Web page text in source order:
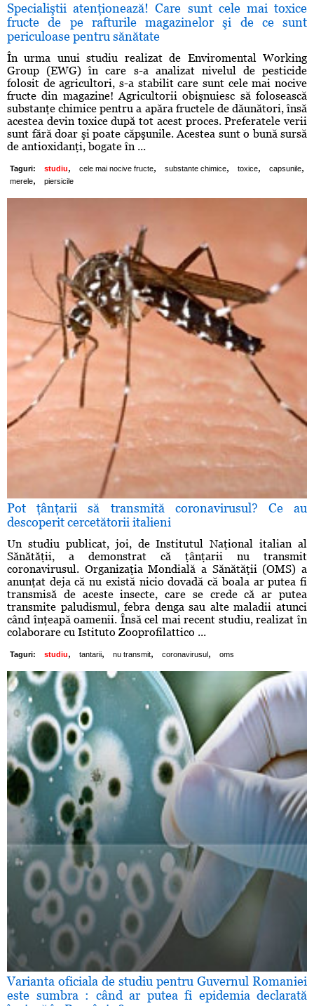
Specialiştii atenţionează! Care sunt cele mai toxice
fructe de pe rafturile magazinelor şi de ce sunt
periculoase pentru sănătate
În urma unui studiu realizat de Enviromental Working
Group (EWG) în care s-a analizat nivelul de pesticide
folosit de agricultori, s-a stabilit care sunt cele mai nocive
fructe din magazine! Agricultorii obişnuiesc să folosească
substanţe chimice pentru a apăra fructele de dăunători, însă
acestea devin toxice după tot acest proces. Preferatele verii
sunt fără doar şi poate căpşunile. Acestea sunt o bună sursă
de antioxidanţi, bogate în ...
Taguri: studiu, cele mai nocive fructe, substante chimice, toxice, capsunile,
merele, piersicile
Pot ţânţarii să transmită coronavirusul? Ce au
descoperit cercetătorii italieni
Un studiu publicat, joi, de Institutul Naţional italian al
Sănătăţii, a demonstrat că ţânţarii nu transmit
coronavirusul. Organizaţia Mondială a Sănătăţii (OMS) a
anunţat deja că nu există nicio dovadă că boala ar putea fi
transmisă de aceste insecte, care se crede că ar putea
transmite paludismul, febra denga sau alte maladii atunci
când înţeapă oamenii. Însă cel mai recent studiu, realizat în
colaborare cu Istituto Zooprofilattico ...
Taguri: studiu, tantarii, nu transmit, coronavirusul , oms
Varianta oficiala de studiu pentru Guvernul Romaniei
este sumbra : când ar putea fi epidemia declarată